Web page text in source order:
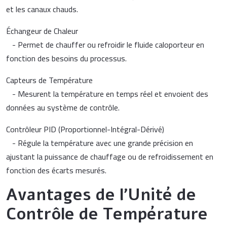
et les canaux chauds.
Échangeur de Chaleur
- Permet de chauffer ou refroidir le fluide caloporteur en
fonction des besoins du processus.
Capteurs de Température
- Mesurent la température en temps réel et envoient des
données au système de contrôle.
Contrôleur PID (Proportionnel-Intégral-Dérivé)
- Régule la température avec une grande précision en
ajustant la puissance de chauffage ou de refroidissement en
fonction des écarts mesurés.
Avantages de l'Unité de
Contrôle de Température